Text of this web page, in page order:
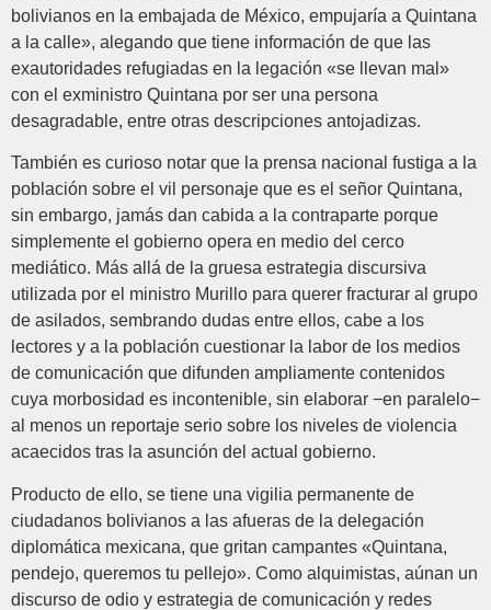
bolivianos en la embajada de México, empujaría a Quintana
a la calle», alegando que tiene información de que las
exautoridades refugiadas en la legación «se llevan mal»
con el exministro Quintana por ser una persona
desagradable, entre otras descripciones antojadizas.
También es curioso notar que la prensa nacional fustiga a la
población sobre el vil personaje que es el señor Quintana,
sin embargo, jamás dan cabida a la contraparte porque
simplemente el gobierno opera en medio del cerco
mediático. Más allá de la gruesa estrategia discursiva
utilizada por el ministro Murillo para querer fracturar al grupo
de asilados, sembrando dudas entre ellos, cabe a los
lectores y a la población cuestionar la labor de los medios
de comunicación que difunden ampliamente contenidos
cuya morbosidad es incontenible, sin elaborar −en paralelo−
al menos un reportaje serio sobre los niveles de violencia
acaecidos tras la asunción del actual gobierno.
Producto de ello, se tiene una vigilia permanente de
ciudadanos bolivianos a las afueras de la delegación
diplomática mexicana, que gritan campantes «Quintana,
pendejo, queremos tu pellejo». Como alquimistas, aúnan un
discurso de odio y estrategia de comunicación y redes